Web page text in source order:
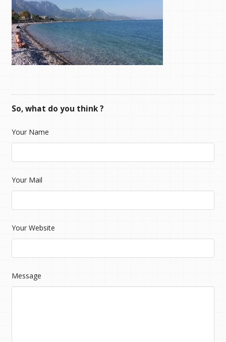
So, what do you think ?
Your Name
Your Mail
Your Website
Message